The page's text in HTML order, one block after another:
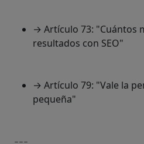
→ Artículo 73: "Cuántos
resultados con SEO"
→ Artículo 79: "Vale la
pequeña"
---